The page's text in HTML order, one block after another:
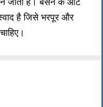
है जिसे भरपूर और